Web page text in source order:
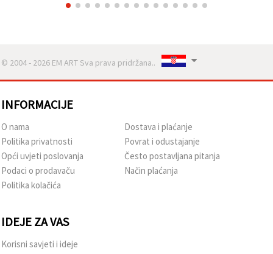
© 2004 - 2026 EM ART Sva prava pridržana..
INFORMACIJE
O nama
Politika privatnosti
Opći uvjeti poslovanja
Podaci o prodavaču
Politika kolačića
Dostava i plaćanje
Povrat i odustajanje
Često postavljana pitanja
Način plaćanja
IDEJE ZA VAS
Korisni savjeti i ideje